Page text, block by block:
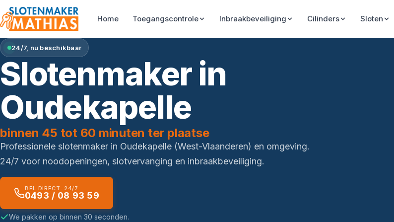
Home Toegangscontrole Inbraakbeveiliging Cilinders Sloten
24/7, nu beschikbaar
Slotenmaker in
Oudekapelle
binnen 45 tot 60 minuten ter plaatse
Professionele slotenmaker in Oudekapelle (West-Vlaanderen) en omgeving.
24/7 voor noodopeningen, slotvervanging en inbraakbeveiliging.
BEL DIRECT: 24/7
0493 / 08 93 59
We pakken op binnen 30 seconden.